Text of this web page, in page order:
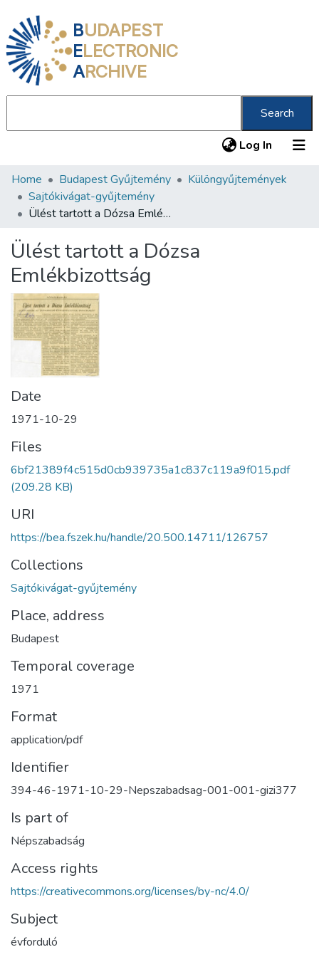
BUDAPEST
ELECTRONIC
ARCHIVE
Search
Log In (current)
Communities & Collections
All of DSpace
Statistics
About us
Home Budapest Gyűjtemény
Különgyűjtemények
Sajtókivágat-gyűjtemény
Ülést tartott a Dózsa Emlékbizottság
Ülést tartott a Dózsa
Emlékbizottság
Date
1971-10-29
Files
6bf21389f4c515d0cb939735a1c837c119a9f015.pdf
(209.28 KB)
URI
https://bea.fszek.hu/handle/20.500.14711/126757
Collections
Sajtókivágat-gyűjtemény
Place, address
Budapest
Temporal coverage
1971
Format
application/pdf
Identifier
394-46-1971-10-29-Nepszabadsag-001-001-gizi377
Is part of
Népszabadság
Access rights
https://creativecommons.org/licenses/by-nc/4.0/
Subject
évforduló